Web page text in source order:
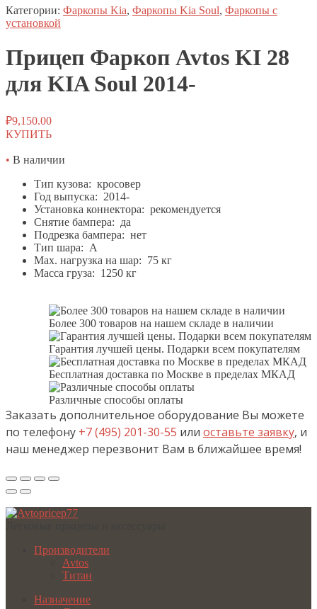
Категории: Фаркопы Kia, Фаркопы Kia Soul, Фаркопы с
установкой
Прицеп Фаркоп Avtos KI 28
для KIA Soul 2014-
₽9,150.00
КУПИТЬ
• В наличии
Тип кузова: кросовер
Год выпуска: 2014-
Установка коннектора: рекомендуется
Снятие бампера: да
Подрезка бампера: нет
Тип шара: A
Мах. нагрузка на шар: 75 кг
Масса груза: 1250 кг
Более 300 товаров на нашем складе в наличии
Гарантия лучшей цены. Подарки всем покупателям
Бесплатная доставка по Москве в пределах МКАД
Различные способы оплаты
Заказать дополнительное оборудование Вы можете
по телефону +7 (495) 201-30-55 или оставьте заявку, и
наш менеджер перезвонит Вам в ближайшее время!
Производители
Avtos
Титан
Назначение